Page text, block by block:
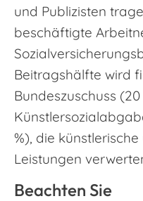
und Publizisten
beschäftigte
Beitragshälfte wird
Bundeszuschuss
%), die
Leistungen
Beachten Sie